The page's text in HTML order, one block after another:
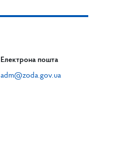
Електрона пошта
adm@zoda.gov.ua